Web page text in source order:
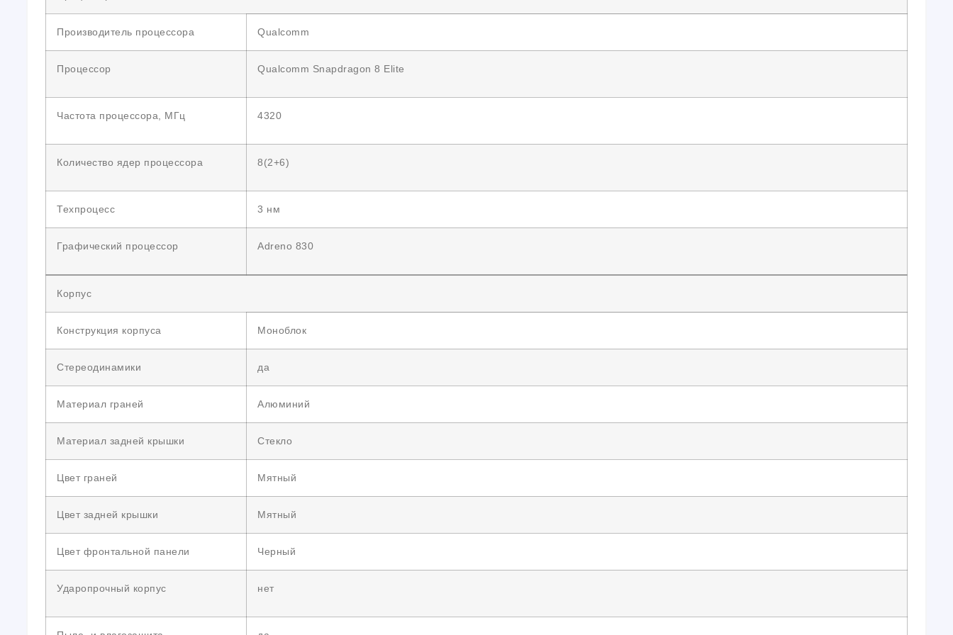
Производитель процессора Qualcomm
Процессор Qualcomm Snapdragon 8 Elite
Частота процессора, МГц 4320
Количество ядер процессора 8(2+6)
Техпроцесс 3 нм
Графический процессор Adreno 830
Корпус
Конструкция корпуса Моноблок
Стереодинамики да
Материал граней Алюминий
Материал задней крышки Стекло
Цвет граней Мятный
Цвет задней крышки Мятный
Цвет фронтальной панели Черный
Ударопрочный корпус нет